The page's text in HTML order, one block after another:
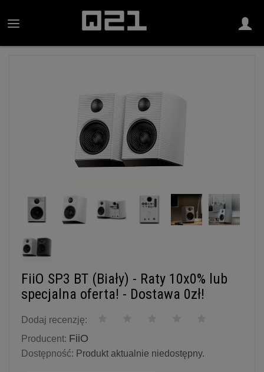
FiiO SP3 BT (Biały) - Raty 10x0% lub
specjalna oferta! - Dostawa 0zł!
Dodaj recenzję:
Producent: FiiO
Dostępność: Produkt aktualnie niedostępny.